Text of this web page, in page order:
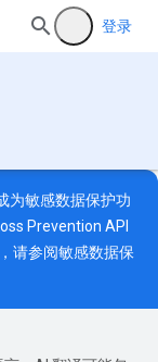
登录
为敏感数据保护功
Prevention API
请参阅敏感数据保